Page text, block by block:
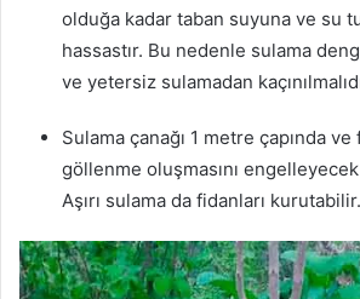
olduğa kadar taban suyuna ve su
hassastır. Bu nedenle sulama
ve yetersiz sulamadan
Sulama çanağı 1 metre çapında
göllenme oluşmasını
Aşırı sulama da fidanları kurutabilir.